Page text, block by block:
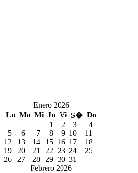
Enero 2026
Lu Ma Mi Ju Vi S� Do
1
2 3
4
5
6 7 8 9 10
11
12
13 14 15 16 17
18
19
20 21 22 23 24
25
26
27 28 29 30 31
Febrero 2026